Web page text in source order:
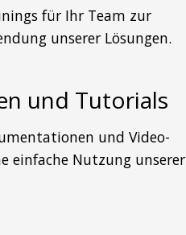
für Ihr Team zur
unserer Lösungen.
und Tutorials
und Video-
einfache Nutzung unserer